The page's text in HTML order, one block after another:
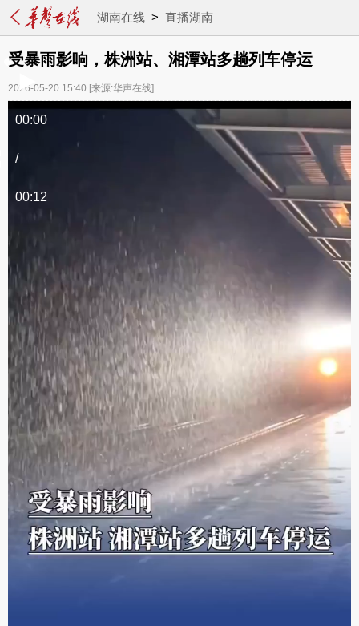
湖南在线> 直播湖南
受暴雨影响，株洲站、湘潭站多趟列车停运
2026-05-20 15:40 [来源:华声在线]
00:00
/
00:12